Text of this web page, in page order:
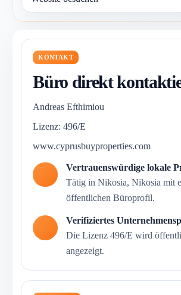
KONTAKT
Büro direkt
Andreas Efthimiou
Lizenz: 496/E
www.cyprusbuyproperties.com
Vertrauenswürdige lokale
Tätig in Nikosia, Nikosia mit
öffentlichen Büroprofil.
Verifiziertes
Die Lizenz 496/E wird
angezeigt.